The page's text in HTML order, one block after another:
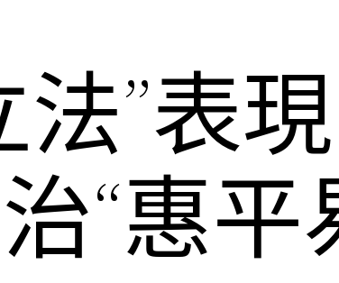
法”表
“惠平